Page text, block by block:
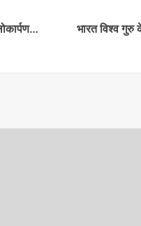
भारत विश्व गुरु